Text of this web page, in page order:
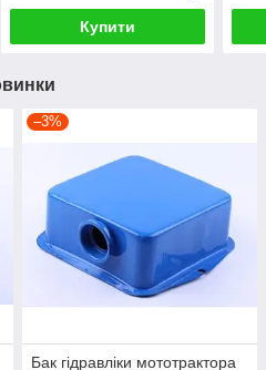
Купити
–3%
Бак гідравліки мототрактора